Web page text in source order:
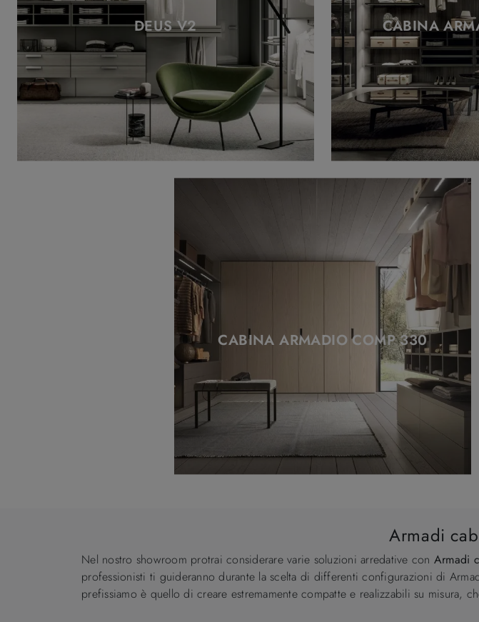
DEUS V2 CABINA
CABINA ARMADIO COMP 330
Armadi
Nel nostro showroom protrai considerare varie soluzioni arredative con Armadi
professionisti ti guideranno durante la scelta di differenti configurazioni di
prefissiamo è quello di creare estremamente compatte e realizzabili su